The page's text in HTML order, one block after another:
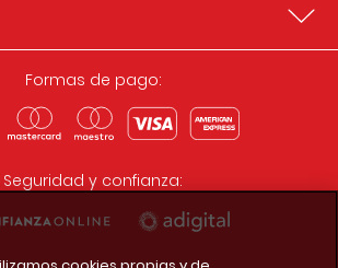
Formas de pago:
Seguridad y confianza: